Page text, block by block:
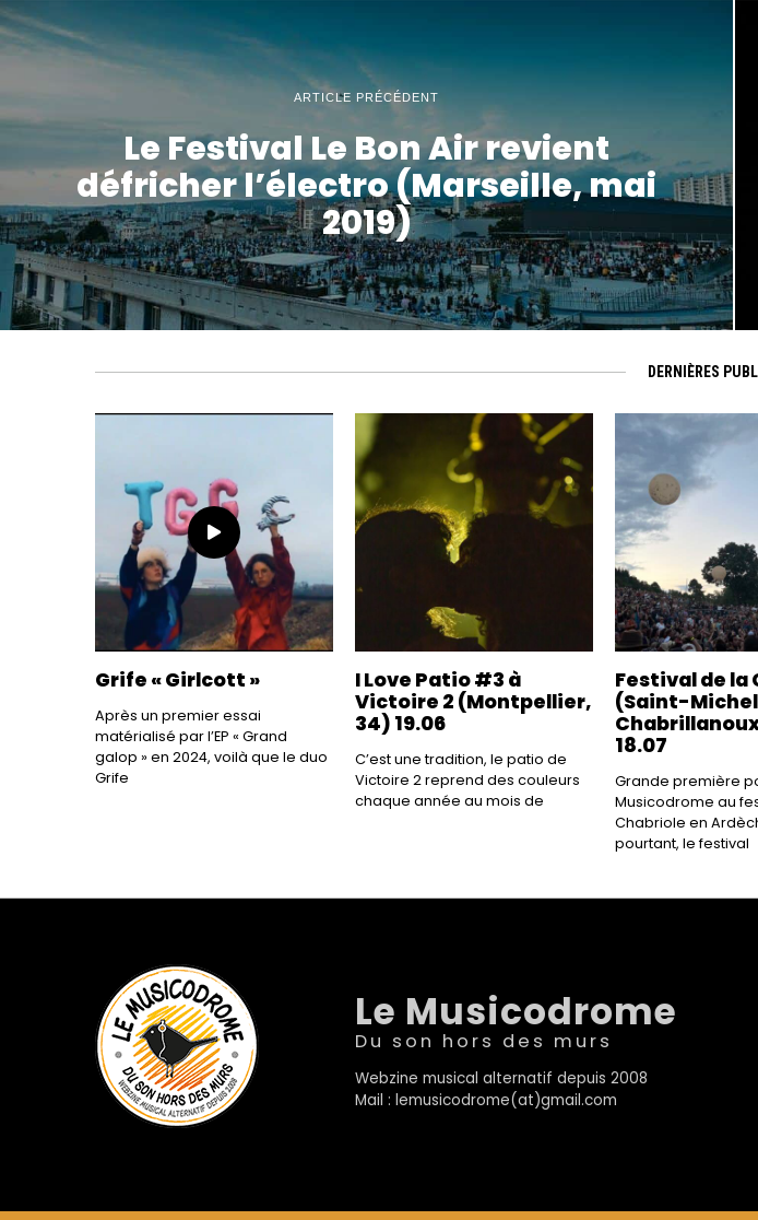
ARTICLE PRÉCÉDENT
Le Festival Le Bon Air revient
défricher l’électro (Marseille, mai
2019)
DERNIÈRES
Grife « Girlcott »
Après un premier essai
matérialisé par l’EP « Grand
galop » en 2024, voilà que le duo
Grife
I Love Patio #3 à
Victoire 2 (Montpellier,
34) 19.06
C’est une tradition, le patio de
Victoire 2 reprend des couleurs
chaque année au mois de
Festival de la
(Saint-
18.07
Grande première
Musicodrome au
Chabriole en
pourtant, le festival
Le Musicodrome
Du son hors des murs
Webzine musical alternatif depuis 2008
Mail : lemusicodrome(at)gmail.com